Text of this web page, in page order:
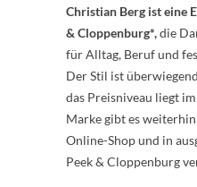
Christian Berg ist eine
& Cloppenburg*,die
für Alltag, Beruf und
Der Stil ist
das Preisniveau liegt
Marke gibt es
Online-Shop und in
Peek & Cloppenburg